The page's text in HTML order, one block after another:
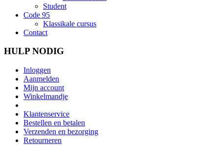
Student
Code 95
Klassikale cursus
Contact
HULP NODIG
Inloggen
Aanmelden
Mijn account
Winkelmandje
Klantenservice
Bestellen en betalen
Verzenden en bezorging
Retourneren